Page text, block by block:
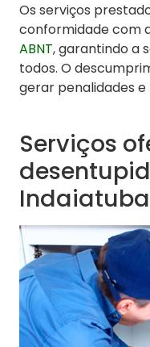
Os serviços
conformidade com
ABNT, garantindo a
todos. O
gerar penalidades e
Serviços
Indaiatuba